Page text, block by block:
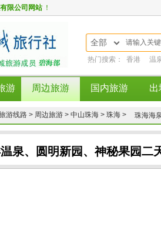
限公司网站 ！
全部
热门搜索： 香港 温
游 周边旅游 国内旅游 出
游线路 > 周边旅游 > 中山珠海 > 珠海 > 珠海海
泉、圆明新园、神秘果园二